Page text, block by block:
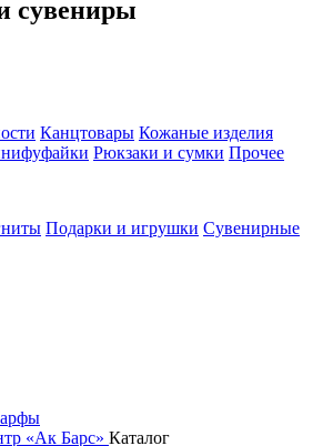
сувениры
Канцтовары Кожаные изделия
Рюкзаки и сумки Прочее
Подарки и игрушки Сувенирные
«Ак Барс» Каталог